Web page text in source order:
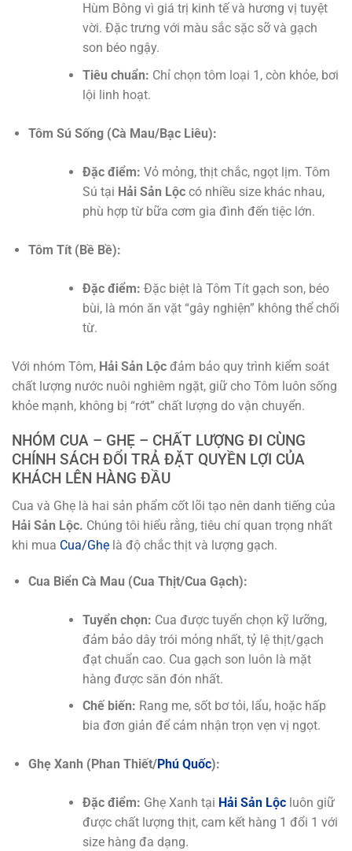
Hùm Bông vì giá trị kinh tế và hương vị tuyệt
vời. Đặc trưng với màu sắc sặc sỡ và gạch
son béo ngậy.
Tiêu chuẩn: Chỉ chọn tôm loại 1, còn khỏe, bơi
lội linh hoạt.
Tôm Sú Sống (Cà Mau/Bạc Liêu):
Đặc điểm: Vỏ mỏng, thịt chắc, ngọt lịm. Tôm
Sú tại Hải Sản Lộccó nhiều size khác nhau,
phù hợp từ bữa cơm gia đình đến tiệc lớn.
Tôm Tít (Bề Bề):
Đặc điểm: Đặc biệt là Tôm Tít gạch son, béo
bùi, là món ăn vặt “gây nghiện” không thể chối
từ.
Với nhóm Tôm, Hải Sản Lộc đảm bảo quy trình kiểm soát
chất lượng nước nuôi nghiêm ngặt, giữ cho Tôm luôn sống
khỏe mạnh, không bị “rớt” chất lượng do vận chuyển.
NHÓM CUA – GHẸ – CHẤT LƯỢNG ĐI CÙNG
CHÍNH SÁCH ĐỔI TRẢ ĐẶT QUYỀN LỢI CỦA
KHÁCH LÊN HÀNG ĐẦU
Cua và Ghẹ là hai sản phẩm cốt lõi tạo nên danh tiếng của
Hải Sản Lộc. Chúng tôi hiểu rằng, tiêu chí quan trọng nhất
khi mua Cua/Ghẹ là độ chắc thịt và lượng gạch.
Cua Biển Cà Mau (Cua Thịt/Cua Gạch):
Tuyển chọn: Cua được tuyển chọn kỹ lưỡng,
đảm bảo dây trói mỏng nhất, tỷ lệ thịt/gạch
đạt chuẩn cao. Cua gạch son luôn là mặt
hàng được săn đón nhất.
Chế biến: Rang me, sốt bơ tỏi, lẩu, hoặc hấp
bia đơn giản để cảm nhận trọn vẹn vị ngọt.
Ghẹ Xanh (Phan Thiết/Phú Quốc):
Đặc điểm: Ghẹ Xanh tại Hải Sản Lộcluôn giữ
được chất lượng thịt, cam kết hàng 1 đổi 1 với
size hàng đa dạng.